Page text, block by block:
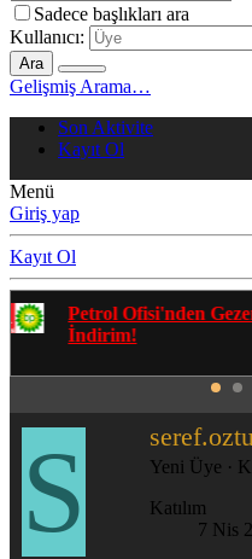
Sadece başlıkları ara
Kullanıcı:
Ara
Gelişmiş Arama…
Son Aktivite
Kayıt Ol
Menü
Giriş yap
Kayıt Ol
Gezenbilir
Tıklayın
S Yeni Üye ·
Katılım
7 Nis